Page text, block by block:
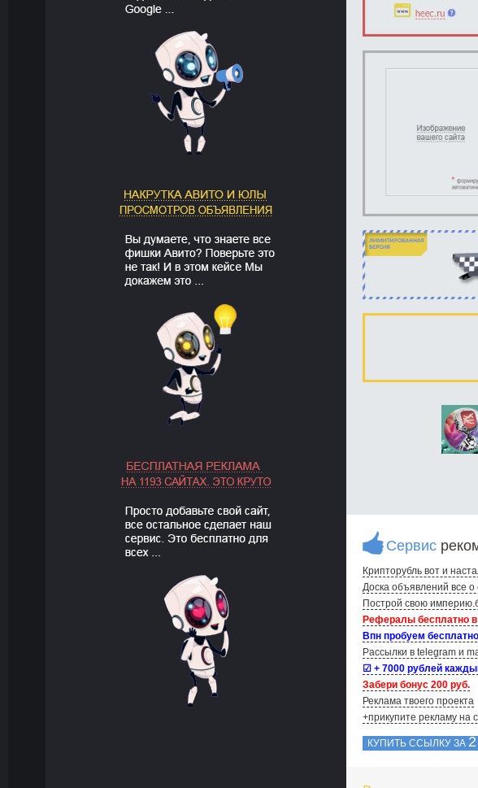
Сервис
Крипторубль вот и
Доска объявлений вce о
Построй свою
Рефералы бесплатно
Впн пробуем
Рассылки в telegram и
☑ + 7000 рублей
Забери бонус 200 руб.
Реклама твоего проекта
+прикупите рекламу на
КУПИТЬ ССЫЛКУ ЗА 2